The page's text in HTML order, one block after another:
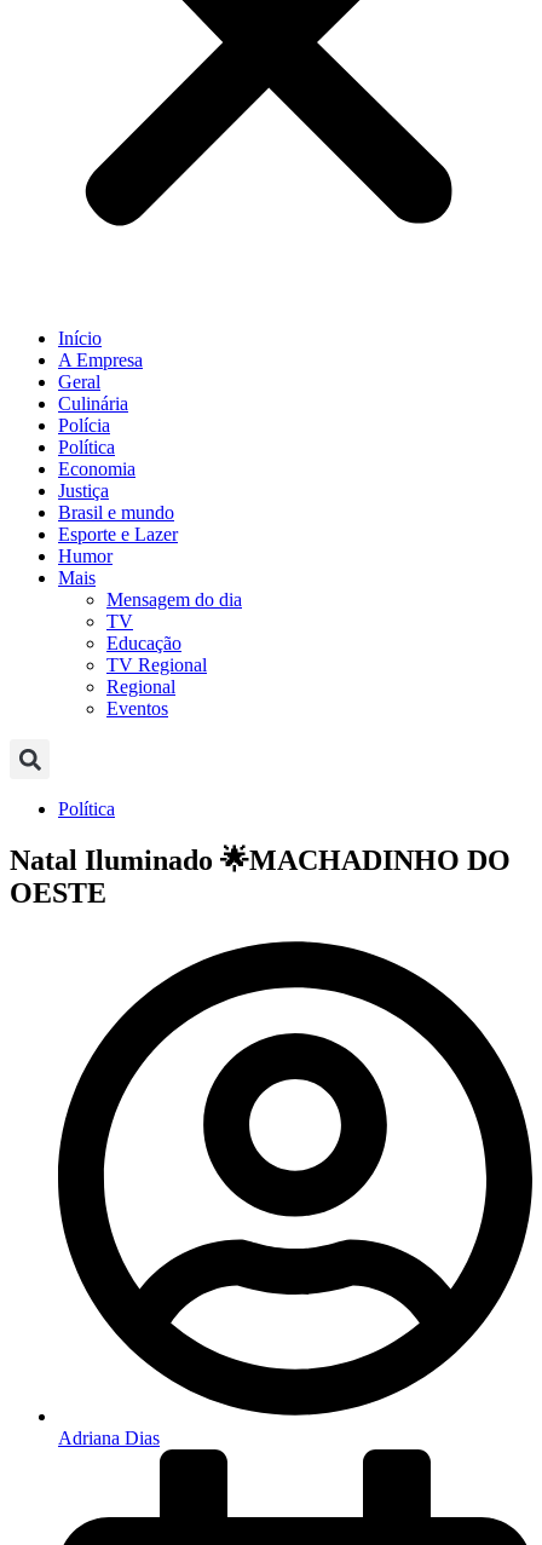
Início
A Empresa
Geral
Culinária
Polícia
Política
Economia
Justiça
Brasil e mundo
Esporte e Lazer
Humor
Mais
Mensagem do dia
TV
Educação
TV Regional
Regional
Eventos
Política
Natal Iluminado 🌟MACHADINHO DO
OESTE
Adriana Dias